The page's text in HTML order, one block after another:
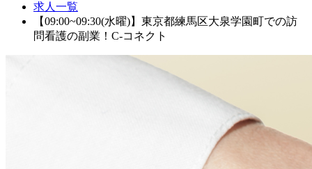
求人一覧
【09:00~09:30(水曜)】東京都練馬区大泉学園町での訪
問看護の副業！C-コネクト